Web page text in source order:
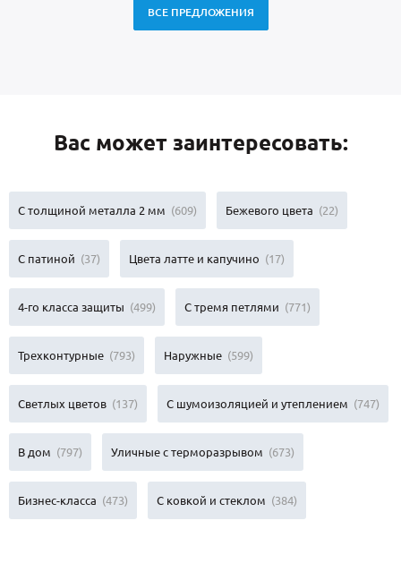
ВСЕ ПРЕДЛОЖЕНИЯ
Вас может заинтересовать:
С толщиной металла 2 мм (609) Бежевого цвета (22)
С патиной (37) Цвета латте и капучино (17)
4-го класса защиты (499) С тремя петлями (771)
Трехконтурные (793) Наружные (599)
Светлых цветов (137) С шумоизоляцией и утеплением (747)
В дом (797) Уличные с терморазрывом (673)
Бизнес-класса (473) С ковкой и стеклом (384)